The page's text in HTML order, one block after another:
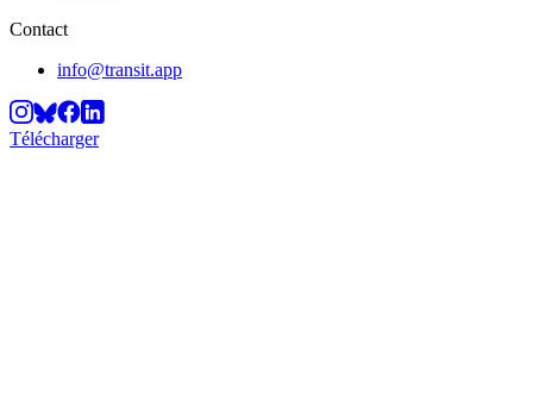
Contact
info@transit.app
Télécharger